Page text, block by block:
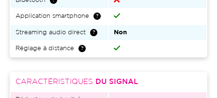
Application smartphone
Streaming audio direct Non
Réglage à distance
CARACTÉRISTIQUES DU SIGNAL